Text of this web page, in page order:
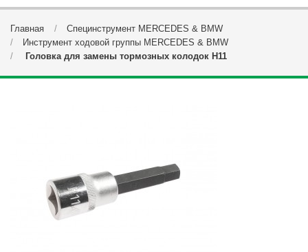
Главная
Специнструмент MERCEDES & BMW
Инструмент ходовой группы MERCEDES & BMW
Головка для замены тормозных колодок H11